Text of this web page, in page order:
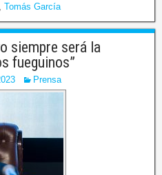
Tomás García
siempre será la
fueguinos”
Prensa